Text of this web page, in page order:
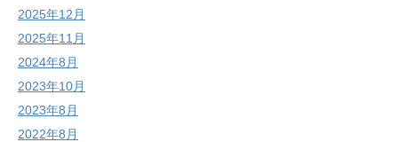
2025年12月
2025年11月
2024年8月
2023年10月
2023年8月
2022年8月